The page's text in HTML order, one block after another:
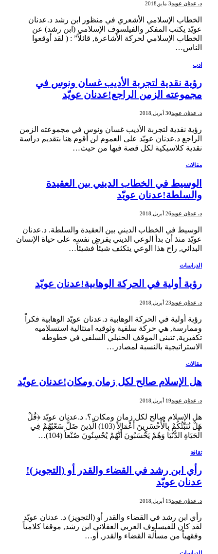
د. عدنان عويد3 مايو,2018
الخطاب الإسلامي الأشعري في منظور ابن رشد د.عدنان
عويّد يكتب المفكر والفيلسوف الإسلامي (ابن رشد) عن
الخطاب الإسلامي لحركة الأشاعرة, قائلاً” : ( لقد أوقعوا
الناس…
ادب
رؤية نقدية لتجربة الأديب غسان ونوس في
مجموعته الزمن الراجع!عدنان عويّد
د. عدنان عويد30 أبريل,2018
رؤية نقدية لتجربة الأديب غسان ونوس في مجموعته الزمن
الراجع د.عدنان عويّد على العموم لن أقوم هنا بتقديم دراسة
نقدية كلاسيكية لكل قصة فيها من حيث…
مقالات
الوسيط في الخطاب الديني بين العقيدة
والسلطة!عدنان عويّد
د. عدنان عويد26 أبريل,2018
الوسيط في الخطاب الديني بين العقيدة والسلطة. د.عدنان
عويّد منذ أن بدأ الوعي الديني يفرض نفسه على حياة الإنسان
البدائي, راح هذا الوعي يتكثف شيئاً فشيئاً…
الدراسات
رؤية أولية في الحركة الوهابية!عدنان عويّد
د. عدنان عويد23 أبريل,2018
رؤية أولية في الحركة الوهابية د.عدنان عويّد الوهابية فكراً
وممارسة, هي حركة سلفية وثوقيه امتثالية استسلاميه
تكفيرية, تتبنى الموقف الحنبلي السلفي في خطوطه
الاستراتيجية بالنسبة لمصادر…
مقالات
هل الإسلام صالح لكل زمان ومكان!عدنان عويّد
د. عدنان عويد19 أبريل,2018
هل الإسلام صالح لكل زمان ومكان.؟. د.عدنان عويّد ﴿قُلْ
هَلْ نُنَبِّئُكُمْ بِالْأَخْسَرِينَ أَعْمَالاً (103) الَّذِينَ ضَلَّ سَعْيُهُمْ فِي
الْحَيَاةِ الدُّنْيَا وَهُمْ يَحْسَبُونَ أَنَّهُمْ يُحْسِنُونَ صُنْعاً (104)…
ثقافة
رأي ابن رشد في القضاء والقدر أو (التجويز)!
عدنان عويّد
د. عدنان عويد15 أبريل,2018
رأي ابن رشد في القضاء والقدر أو (التجويز) د. عدنان عويّد
لقد كان للفيسلوف العربي العقلاني ابن رشد, موقفا كلامياً
وفقهياً من مسألة القضاء والقدر, أو…